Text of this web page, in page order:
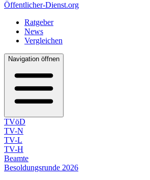
Öffentlicher-Dienst.org
Ratgeber
News
Vergleichen
Navigation öffnen
TVöD
TV-N
TV-L
TV-H
Beamte
Besoldungsrunde 2026